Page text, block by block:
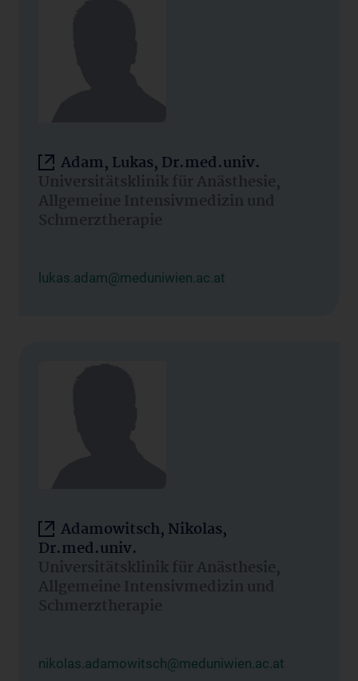
Adam, Lukas, Dr.med.univ.
Universitätsklinik für Anästhesie,
Allgemeine Intensivmedizin und
Schmerztherapie
lukas.adam@meduniwien.ac.at
Adamowitsch, Nikolas,
Dr.med.univ.
Universitätsklinik für Anästhesie,
Allgemeine Intensivmedizin und
Schmerztherapie
nikolas.adamowitsch@meduniwien.ac.at